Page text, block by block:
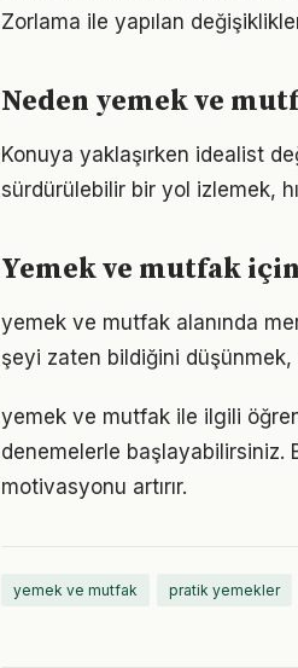
Zorlama ile yapılan
Neden yemek ve
Konuya yaklaşırken idealist
sürdürülebilir bir yol izlemek,
Yemek ve mutfak
yemek ve mutfak alanında
şeyi zaten bildiğini
yemek ve mutfak ile ilgili
denemelerle başlayabilirsiniz.
motivasyonu artırır.
yemek ve mutfak pratik yemekler